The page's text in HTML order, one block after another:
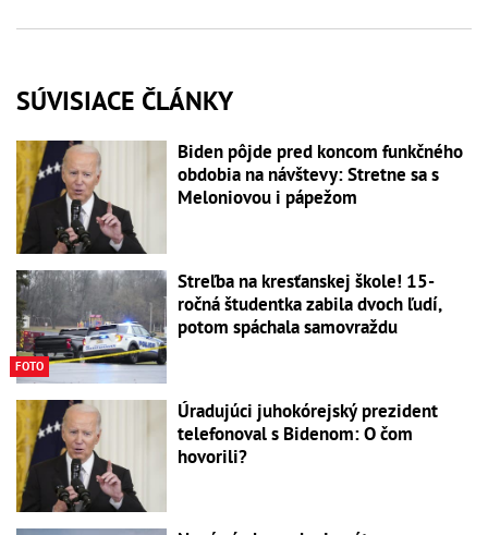
SÚVISIACE ČLÁNKY
Biden pôjde pred koncom funkčného
obdobia na návštevy: Stretne sa s
Meloniovou i pápežom
FOTO
Streľba na kresťanskej škole! 15-
ročná študentka zabila dvoch ľudí,
potom spáchala samovraždu
Úradujúci juhokórejský prezident
telefonoval s Bidenom: O čom
hovorili?